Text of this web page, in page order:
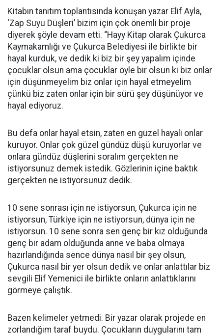
Kitabın tanıtım toplantısında konuşan yazar Elif Ayla,
‘Zap Suyu Düşleri’ bizim için çok önemli bir proje
diyerek şöyle devam etti. “Hayy Kitap olarak Çukurca
Kaymakamlığı ve Çukurca Belediyesi ile birlikte bir
hayal kurduk, ve dedik ki biz bir şey yapalım içinde
çocuklar olsun ama çocuklar öyle bir olsun ki biz onlar
için düşünmeyelim biz onlar için hayal etmeyelim
çünkü biz zaten onlar için bir sürü şey düşünüyor ve
hayal ediyoruz.
Bu defa onlar hayal etsin, zaten en güzel hayali onlar
kuruyor. Onlar çok güzel gündüz düşü kuruyorlar ve
onlara gündüz düşlerini soralım gerçekten ne
istiyorsunuz demek istedik. Gözlerinin içine baktık
gerçekten ne istiyorsunuz dedik.
10 sene sonrası için ne istiyorsun, Çukurca için ne
istiyorsun, Türkiye için ne istiyorsun, dünya için ne
istiyorsun. 10 sene sonra sen genç bir kız olduğunda
genç bir adam olduğunda anne ve baba olmaya
hazırlandığında sence dünya nasıl bir şey olsun,
Çukurca nasıl bir yer olsun dedik ve onlar anlattılar biz
sevgili Elif Yemenici ile birlikte onların anlattıklarını
görmeye çalıştık.
Bazen kelimeler yetmedi. Bir yazar olarak projede en
zorlandığım taraf buydu. Çocukların duygularını tam